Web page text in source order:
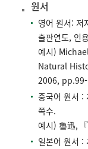
원서
영어 원서: 저
출판연도, 인
예시)
Natural
2006,
중국어 원서 :
쪽수.
예시) 魯迅,
일본어 원서 :